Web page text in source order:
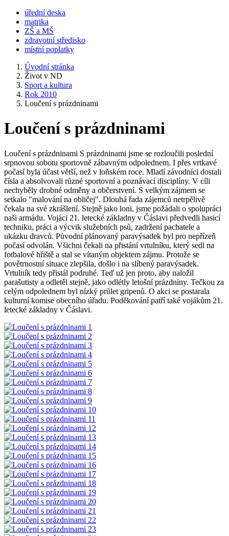
úřední deska
matrika
ZŠ a MŠ
zdravotní středisko
místní poplatky
Úvodní stránka
Život v ND
Sport a kultura
Rok 2010
Loučení s prázdninami
Loučení s prázdninami
Loučení s prázdninami S prázdninami jsme se rozloučili poslední
srpnovou sobotu sportovně zábavným odpolednem. I přes vrtkavé
počasí byla účast větší, než v loňském roce. Mladí závodníci dostali
čísla a absolvovali různé sportovní a poznávací disciplíny. V cíli
nechyběly drobné odměny a občerstvení. S velkým zájmem se
setkalo "malování na obličej". Dlouhá řada zájemců netrpělivě
čekala na své zkrášlení. Stejně jako loni, jsme požádali o spolupráci
naši armádu. Vojáci 21. letecké základny v Čáslavi předvedli hasicí
techniku, práci a výcvik služebních psů, zadržení pachatele a
ukázku dravců. Původní plánovaný paravýsadek byl pro nepřízeň
počasí odvolán. Všichni čekali na přistání vrtulníku, který sedl na
fotbalové hřiště a stal se vítaným objektem zájmu. Protože se
povětrnostní situace zlepšila, došlo i na slíbený paravýsadek.
Vrtulník tedy přistál podruhé. Teď už jen proto, aby naložil
parašutisty a odletěl stejně, jako odlétly letošní prázdniny. Tečkou za
celým odpolednem byl nízký průlet gripenů. O akci se postarala
kulturní komise obecního úřadu. Poděkování patří také vojákům 21.
letecké základny v Čáslavi.